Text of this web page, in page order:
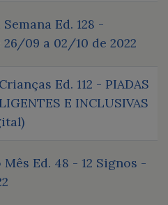
Ed. 128 -
26/09 a 02/10 de 2022
Ed. 112 - PIADAS
E INCLUSIVAS
Ed. 48 - 12 Signos -